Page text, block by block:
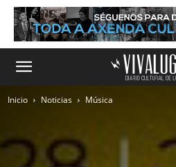
Inicio Noticias Música